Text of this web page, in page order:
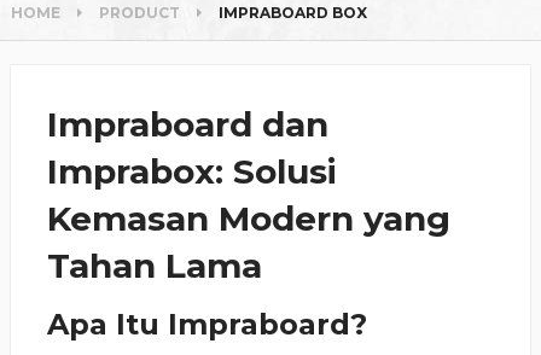
HOME PRODUCT IMPRABOARD BOX
Impraboard dan
Imprabox: Solusi
Kemasan Modern yang
Tahan Lama
Apa Itu Impraboard?